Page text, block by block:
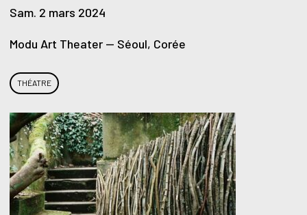
Sam. 2 mars 2024
Modu Art Theater — Séoul, Corée
THÉATRE